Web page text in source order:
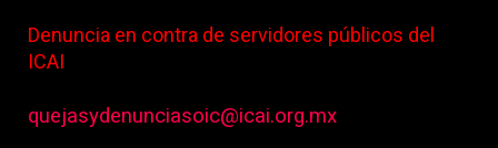
Denuncia en contra de servidores públicos del
ICAI
quejasydenunciasoic@icai.org.mx